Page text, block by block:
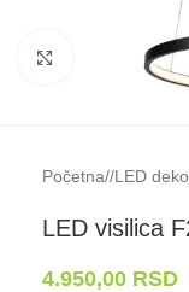
Klikni da
Početna/ LED
LED visilica
4.950,00 RSD